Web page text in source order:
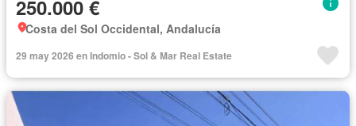
250.000 €
Costa del Sol Occidental, Andalucía
29 may 2026 en Indomio - Sol & Mar Real Estate